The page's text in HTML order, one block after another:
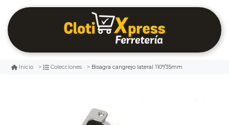
Inicio Colecciones Bisagra cangrejo lateral 110°/35mm